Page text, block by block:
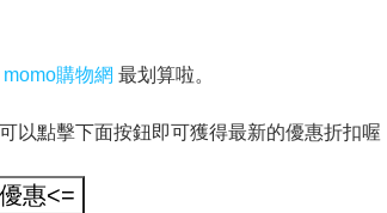
momo購物網 最划算啦。
以點擊下面按鈕即可獲得最新的優惠折扣喔